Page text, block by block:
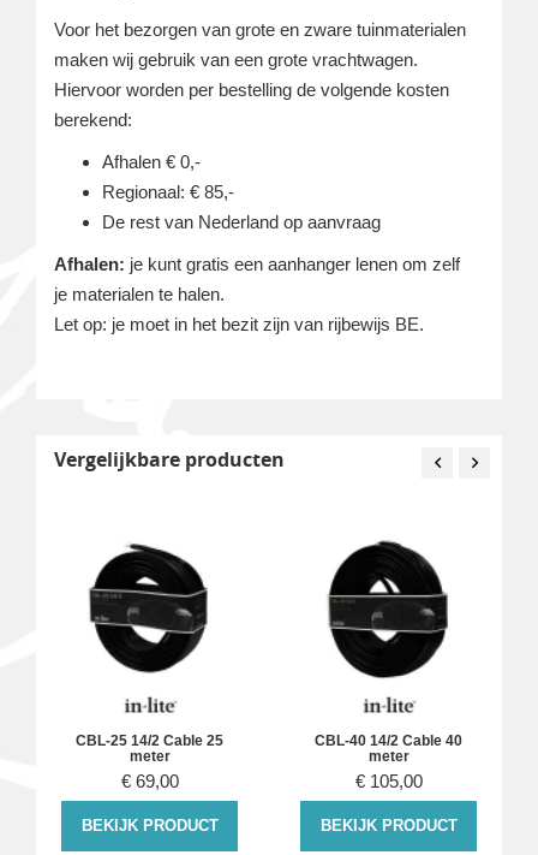
Voor het bezorgen van grote en zware tuinmaterialen
maken wij gebruik van een grote vrachtwagen.
Hiervoor worden per bestelling de volgende kosten
berekend:
Afhalen € 0,-
Regionaal: € 85,-
De rest van Nederland op aanvraag
Afhalen: je kunt gratis een aanhanger lenen om zelf
je materialen te halen.
Let op: je moet in het bezit zijn van rijbewijs BE.
Vergelijkbare producten
CBL-25 14/2 Cable 25
meter
€ 69,00
BEKIJK PRODUCT
CBL-40 14/2 Cable 40
meter
€ 105,00
BEKIJK PRODUCT